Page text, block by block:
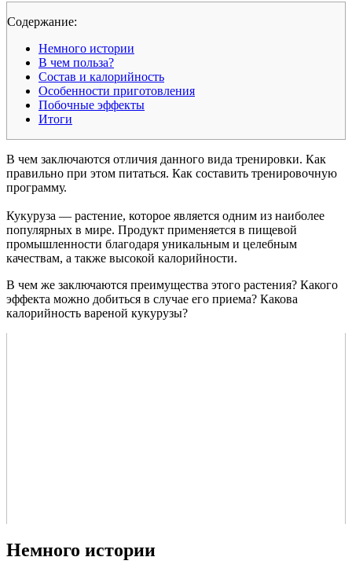
Cодержание:
Немного истории
В чем польза?
Состав и калорийность
Особенности приготовления
Побочные эффекты
Итоги
В чем заключаются отличия данного вида тренировки. Как
правильно при этом питаться. Как составить тренировочную
программу.
Кукуруза — растение, которое является одним из наиболее
популярных в мире. Продукт применяется в пищевой
промышленности благодаря уникальным и целебным
качествам, а также высокой калорийности.
В чем же заключаются преимущества этого растения? Какого
эффекта можно добиться в случае его приема? Какова
калорийность вареной кукурузы?
Немного истории